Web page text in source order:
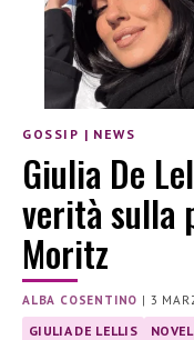
GOSSIP | NEWS
Giulia De
verità sulla
Moritz
ALBA COSENTINO | 3
GIULIA DE LELLIS